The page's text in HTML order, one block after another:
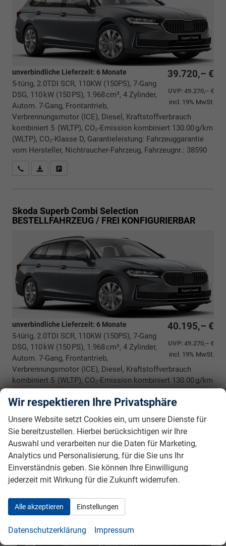
39.720,– €
UVP:49.270,– €
incl. 19% MwSt.
unverbindliche Lieferzeit: 6 Monate
5-türig, 2.0TDI SCR, 110KW (150PS), 7-Gang
DSG, 110 kW (150 PS), 1.968 cm³, 4 Zylinder,
Autom. 7-Gang, Frontantrieb,
Verbrennungsmotor (ICE), Diesel, Kraftstoffverbrauch
kombiniert 5 (WLTP), CO₂-Emission kombiniert 130.00 g/km
(WLTP), CO₂-Klasse D, Garantieleistung: Fahrzeuggarantie
vom Hersteller, Nichtraucher-Fahrzeug, Fahrzeugnr.: 38590
Rückrufbitte absenden
PDF-Datei, Fahrzeugexposé drucken
Skoda Superb Combi Selection
BESTELLFAHRZEUG / FREI KONFIGURIERBAR
40.195,– €
UVP:49.270,– €
incl. 19% MwSt.
unverbindliche Lieferzeit: 6 Monate
5-türig, 2.0TDI SCR, 110KW (150PS), 7-Gang
DSG, 110 kW (150 PS), 1.968 cm³, 4 Zylinder,
Autom. 7-Gang, Frontantrieb,
Verbrennungsmotor (ICE), Diesel, Kraftstoffverbrauch
kombiniert 5 (WLTP), CO₂-Emission kombiniert 130.00 g/km
vom Hersteller, Nichtraucher-Fahrzeug, Fahrzeugnr.: 40059
Rückrufbitte absenden
PDF-Datei, Fahrzeugexposé drucken
Drucken, parken oder vergleichen
Skoda Superb Combi Selection
BESTELLFAHRZEUG / FREI KONFIGURIERBAR
Wir respektieren Ihre Privatsphäre
Unsere Website setzt Cookies ein, um unsere Dienste für
Sie bereitzustellen. Hierbei berücksichtigen wir Ihre
Auswahl und verarbeiten nur die Daten für Marketing,
Analytics und Personalisierung, für die Sie uns Ihr
Einverständnis geben. Sie können Ihre Einwilligung
jederzeit mit Wirkung für die Zukunft widerrufen.
Alle akzeptieren Einstellungen
Datenschutzerklärung Impressum